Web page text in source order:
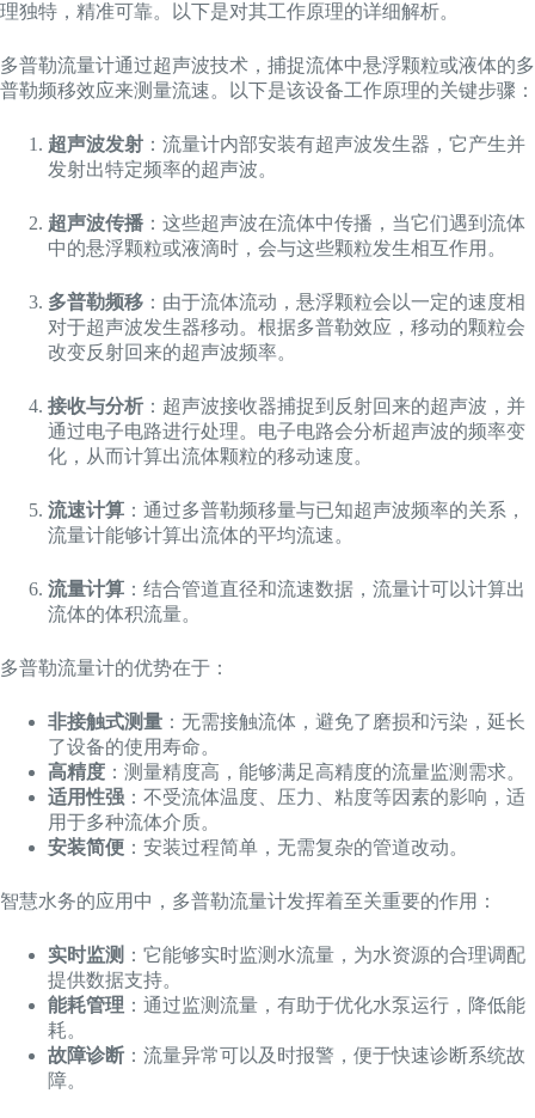
理独特，精准可靠。以下是对其工作原理的详细解析。
多普勒流量计通过超声波技术，捕捉流体中悬浮颗粒或液体的多
普勒频移效应来测量流速。以下是该设备工作原理的关键步骤：
超声波发射 ：流量计内部安装有超声波发生器，它产生并
发射出特定频率的超声波。
超声波传播 ：这些超声波在流体中传播，当它们遇到流体
中的悬浮颗粒或液滴时，会与这些颗粒发生相互作用。
多普勒频移 ：由于流体流动，悬浮颗粒会以一定的速度相
对于超声波发生器移动。根据多普勒效应，移动的颗粒会
改变反射回来的超声波频率。
接收与分析 ：超声波接收器捕捉到反射回来的超声波，并
通过电子电路进行处理。电子电路会分析超声波的频率变
化，从而计算出流体颗粒的移动速度。
流速计算 ：通过多普勒频移量与已知超声波频率的关系，
流量计能够计算出流体的平均流速。
流量计算 ：结合管道直径和流速数据，流量计可以计算出
流体的体积流量。
多普勒流量计的优势在于：
非接触式测量 ：无需接触流体，避免了磨损和污染，延长
了设备的使用寿命。
高精度 ：测量精度高，能够满足高精度的流量监测需求。
适用性强 ：不受流体温度、压力、粘度等因素的影响，适
用于多种流体介质。
安装简便 ：安装过程简单，无需复杂的管道改动。
智慧水务的应用中，多普勒流量计发挥着至关重要的作用：
实时监测 ：它能够实时监测水流量，为水资源的合理调配
提供数据支持。
能耗管理 ：通过监测流量，有助于优化水泵运行，降低能
耗。
故障诊断 ：流量异常可以及时报警，便于快速诊断系统故
障。